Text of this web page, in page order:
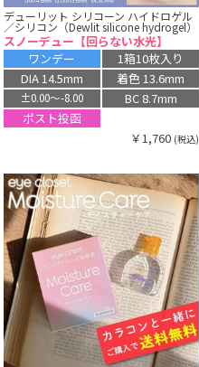
デューリット シリコーン ハイドロゲル
／シリコン（Dewlit silicone hydrogel）
スノーデュー【回らない水光】
ワンデー
1箱10枚入り
DIA 14.5mm
着色 13.6mm
±0.00〜-8.00
BC 8.7mm
ポスト投函
￥1,760 (税込)